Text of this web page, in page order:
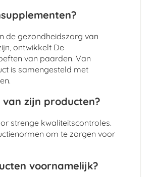
de gezondheidszorg van
ontwikkelt De
van paarden. Van
is samengesteld met
zijn producten?
strenge kwaliteitscontroles.
om te zorgen voor
voornamelijk?